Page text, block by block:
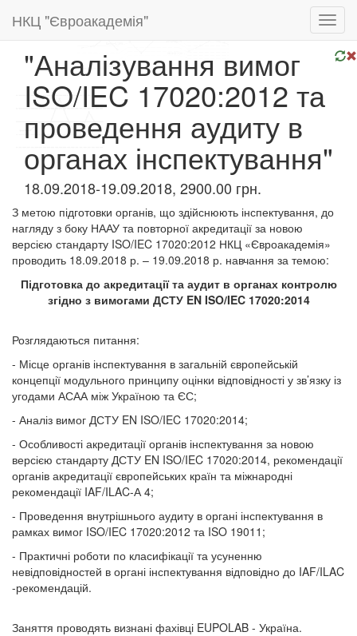
НКЦ "Євроакадемія"
"Аналізування вимог
ISO/IEC 17020:2012 та
проведення аудиту в
органах інспектування"
18.09.2018-19.09.2018, 2900.00 грн.
З метою підготовки органів, що здійснюють інспектування, до
нагляду з боку НААУ та повторної акредитації за новою
версією стандарту ISO/IEC 17020:2012 НКЦ «Євроакадемія»
проводить 18.09.2018 р. – 19.09.2018 р. навчання за темою:
Підготовка до акредитації та аудит в органах контролю
згідно з вимогами ДСТУ EN ISO/IEC 17020:2014
Розглядаються питання:
- Місце органів інспектування в загальній європейській
концепції модульного принципу оцінки відповідності у зв’язку із
угодами АСАА між Україною та ЄС;
- Аналіз вимог ДСТУ EN ISO/IEC 17020:2014;
- Особливості акредитації органів інспектування за новою
версією стандарту ДСТУ EN ISO/IEC 17020:2014, рекомендації
органів акредитації європейських країн та міжнародні
рекомендації IAF/ILAC-А 4;
- Проведення внутрішнього аудиту в органі інспектування в
рамках вимог ISO/IEC 17020:2012 та ISO 19011;
- Практичні роботи по класифікації та усуненню
невідповідностей в органі інспектування відповідно до IAF/ILAC
-рекомендацій.
Заняття проводять визнані фахівці EUPOLAB - Україна.